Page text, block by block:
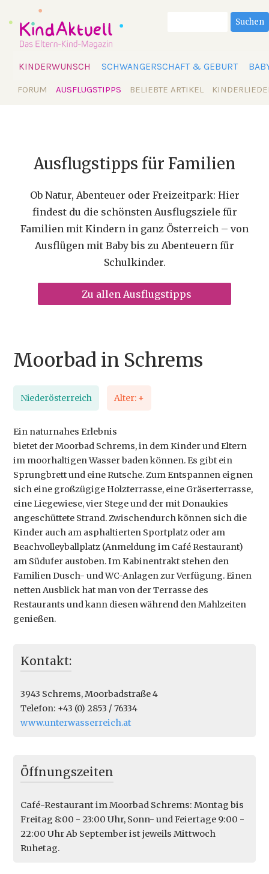
überspringen
KINDERWUNSCH SCHWANGERSCHAFT & GEBURT
Navigation
FORUM AUSFLUGSTIPPS BELIEBTE ARTIKEL
Suchen
Ausflugstipps für Familien
Ob Natur, Abenteuer oder Freizeitpark: Hier
findest du die schönsten Ausflugsziele für
Familien mit Kindern in ganz Österreich – von
Ausflügen mit Baby bis zu Abenteuern für
Schulkinder.
Zu allen Ausflugstipps
Moorbad in Schrems
Niederösterreich Alter: +
Ein naturnahes Erlebnis
bietet der Moorbad Schrems, in dem Kinder und Eltern
im moorhaltigen Wasser baden können. Es gibt ein
Sprungbrett und eine Rutsche. Zum Entspannen eignen
sich eine großzügige Holzterrasse, eine Gräserterrasse,
eine Liegewiese, vier Stege und der mit Donaukies
angeschüttete Strand. Zwischendurch können sich die
Kinder auch am asphaltierten Sportplatz oder am
Beachvolleyballplatz (Anmeldung im Café Restaurant)
am Südufer austoben. Im Kabinentrakt stehen den
Familien Dusch- und WC-Anlagen zur Verfügung. Einen
netten Ausblick hat man von der Terrasse des
Restaurants und kann diesen während den Mahlzeiten
genießen.
Kontakt:
3943 Schrems,Moorbadstraße 4
Telefon: +43 (0) 2853 / 76334
www.unterwasserreich.at
Öffnungszeiten
Café-Restaurant im Moorbad Schrems: Montag bis
Freitag 8:00 - 23:00 Uhr, Sonn- und Feiertage 9:00 -
22:00 Uhr Ab September ist jeweils Mittwoch
Ruhetag.